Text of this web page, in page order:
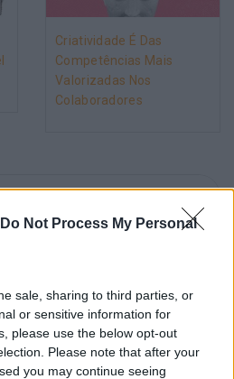
Do Not Process My Personal
sale, sharing to third parties, or
or sensitive information for
please use the below opt-out
Please note that after your
you may continue seeing
Criatividade É Das
Competências Mais
Valorizadas Nos
Colaboradores